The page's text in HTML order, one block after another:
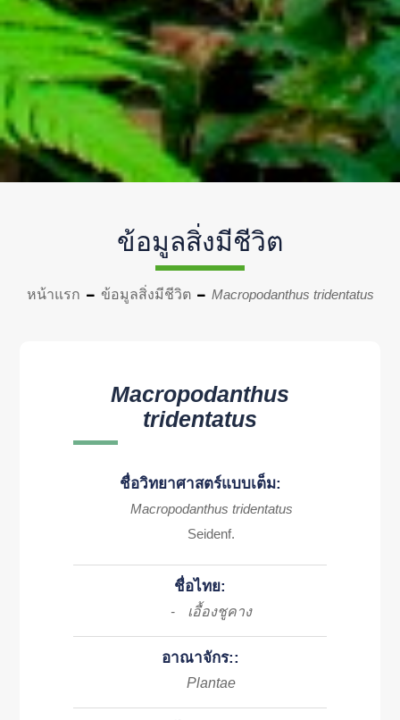
ข้อมูลสิ่งมีชีวิต
หน้าแรก ข้อมูลสิ่งมีชีวิต Macropodanthus tridentatus
Macropodanthus
tridentatus
ชื่อวิทยาศาสตร์แบบเต็ม:
Macropodanthus tridentatus
Seidenf.
ชื่อไทย:
- เอื้องชูคาง
อาณาจักร::
Plantae